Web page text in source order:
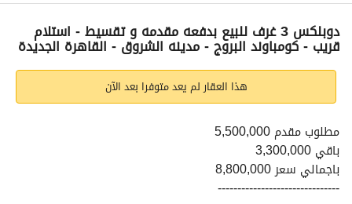
الاماكن القريبة
دوبلكس 3 غرف للبيع بدفعه مقدمه و تقسيط - استلام
قريب - كومباوند البروج - مدينه الشروق - القاهرة الجديدة
هذا العقار لم يعد متوفرا بعد الآن
مطلوب مقدم 5,500,000
باقي 3,300,000
باجمالي سعر 8,800,000
-------------------------------